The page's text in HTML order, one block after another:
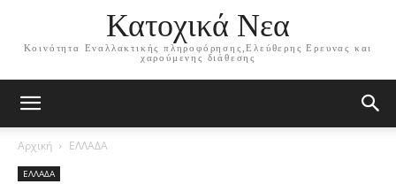
Κατοχικά Νεα
Κοινότητα Εναλλακτικής πληροφόρησης,Ελεύθερης Ερευνας και
χαρούμενης διάθεσης
Αρχική ΕΛΛΑΔΑ
ΕΛΛΑΔΑ